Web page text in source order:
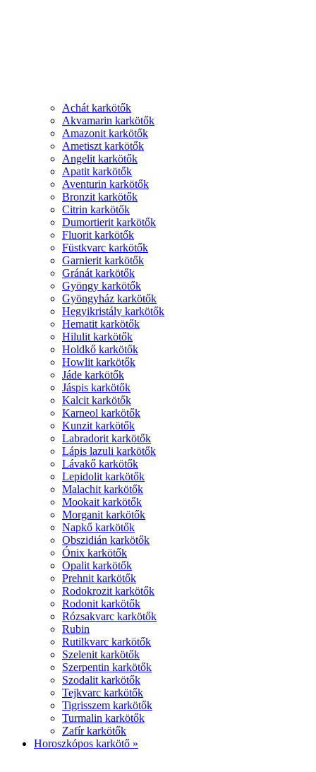
Achát karkötők
Akvamarin karkötők
Amazonit karkötők
Ametiszt karkötők
Angelit karkötők
Apatit karkötők
Aventurin karkötők
Bronzit karkötők
Citrin karkötők
Dumortierit karkötők
Fluorit karkötők
Füstkvarc karkötők
Garnierit karkötők
Gránát karkötők
Gyöngy karkötők
Gyöngyház karkötők
Hegyikristály karkötők
Hematit karkötők
Hilulit karkötők
Holdkő karkötők
Howlit karkötők
Jáde karkötők
Jáspis karkötők
Kalcit karkötők
Karneol karkötők
Kunzit karkötők
Labradorit karkötők
Lápis lazuli karkötők
Lávakő karkötők
Lepidolit karkötők
Malachit karkötők
Mookait karkötők
Morganit karkötők
Napkő karkötők
Obszidián karkötők
Ónix karkötők
Opalit karkötők
Prehnit karkötők
Rodokrozit karkötők
Rodonit karkötők
Rózsakvarc karkötők
Rubin
Rutilkvarc karkötők
Szelenit karkötők
Szerpentin karkötők
Szodalit karkötők
Tejkvarc karkötők
Tigrisszem karkötők
Turmalin karkötők
Zafír karkötők
Horoszkópos karkötő »